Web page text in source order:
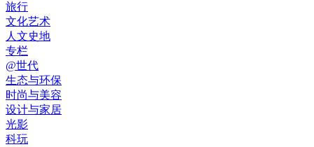
旅行
文化艺术
人文史地
专栏
@世代
生态与环保
时尚与美容
设计与家居
光影
科玩